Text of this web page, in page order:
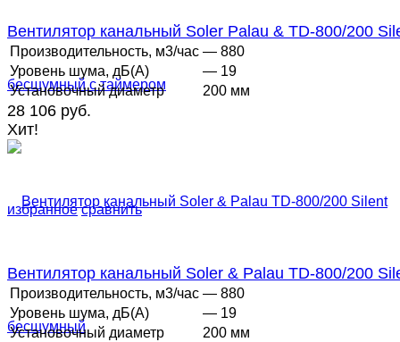
избранное сравнить
Вентилятор канальный Soler Palau & TD-800/200
Производительность, м3/час — 880
Уровень шума, дБ(А)
— 19
Установочный диаметр
200 мм
28 106 руб.
Хит!
Вентилятор канальный Soler & Palau TD-800/200
Производительность, м3/час — 880
Уровень шума, дБ(А)
— 19
Установочный диаметр
200 мм